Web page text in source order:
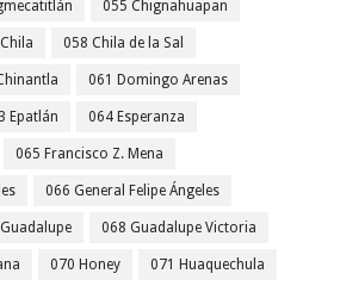
055 Chignahuapan
058 Chila de la Sal
061 Domingo Arenas
Epatlán 064 Esperanza
065 Francisco Z. Mena
066 General Felipe Ángeles
068 Guadalupe Victoria
070 Honey 071 Huaquechula